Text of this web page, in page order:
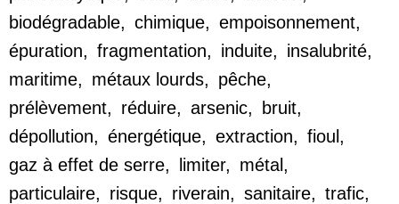
biodégradable, chimique, empoisonnement,
épuration, fragmentation, induite, insalubrité,
maritime, métaux lourds, pêche,
prélèvement, réduire, arsenic, bruit,
dépollution, énergétique, extraction, fioul,
gaz à effet de serre, limiter, métal,
particulaire, risque, riverain, sanitaire, trafic,